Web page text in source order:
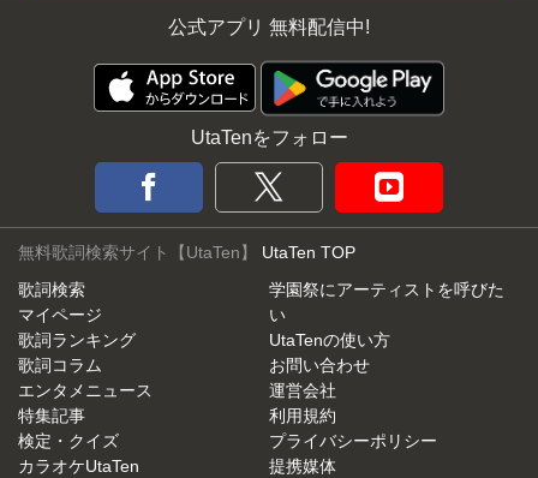
公式アプリ 無料配信中!
UtaTenをフォロー
無料歌詞検索サイト【UtaTen】 UtaTen TOP
歌詞検索
マイページ
歌詞ランキング
歌詞コラム
エンタメニュース
特集記事
検定・クイズ
カラオケUtaTen
学園祭にアーティストを呼びた
い
UtaTenの使い方
お問い合わせ
運営会社
利用規約
プライバシーポリシー
提携媒体